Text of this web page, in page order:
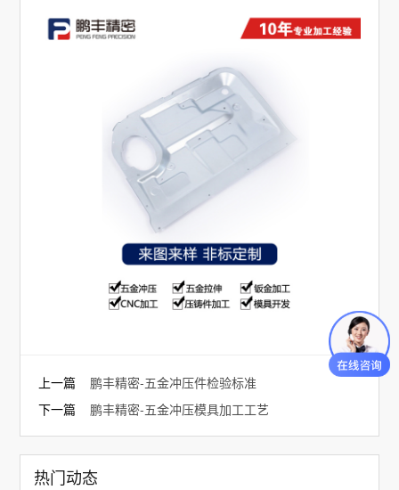
上一篇鹏丰精密-五金冲压件检验标准
下一篇鹏丰精密-五金冲压模具加工工艺
热门动态